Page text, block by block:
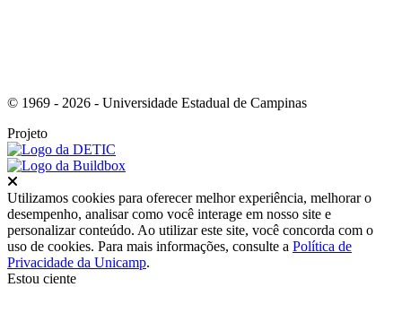
© 1969 - 2026 - Universidade Estadual de Campinas
Projeto
Utilizamos cookies para oferecer melhor experiência, melhorar o
desempenho, analisar como você interage em nosso site e
personalizar conteúdo. Ao utilizar este site, você concorda com o
uso de cookies. Para mais informações, consulte a Política de
Privacidade da Unicamp.
Estou ciente